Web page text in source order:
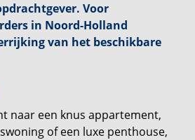
Voor
in Noord-Holland
van het beschikbare
naar een knus appartement,
of een luxe penthouse,